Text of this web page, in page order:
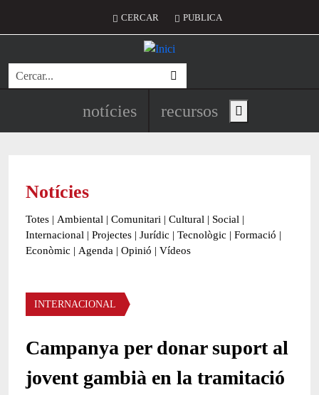
Menú del compte d'usuari
CERCAR PUBLICA
Cerca
Navegació principal de
notícies recursos Show main menu
Notícies
Totes | Ambiental | Comunitari | Cultural | Social |
Internacional | Projectes | Jurídic | Tecnològic | Formació |
Econòmic | Agenda | Opinió | Vídeos
Àmbit de la notícia
INTERNACIONAL
Campanya per donar suport al
jovent gambià en la tramitació